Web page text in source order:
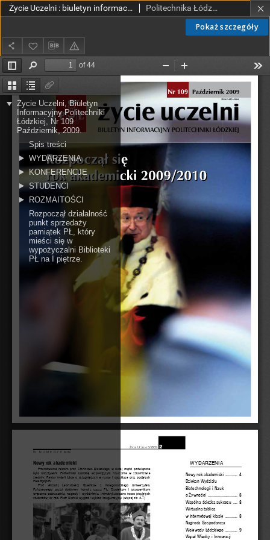
Pokaż szczegóły
Życie Uczelni : biuletyn informacyjny Politechniki Łódzkiej nr 109 (2009) [PDF] Politechnika Łódzka.